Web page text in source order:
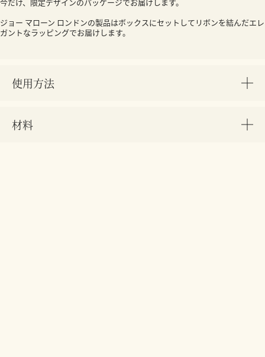
ジョー マローン ロンドンの製品はボックスにセットしてリボンを結んだエレ
ガントなラッピングでお届けします。
使用方法
材料